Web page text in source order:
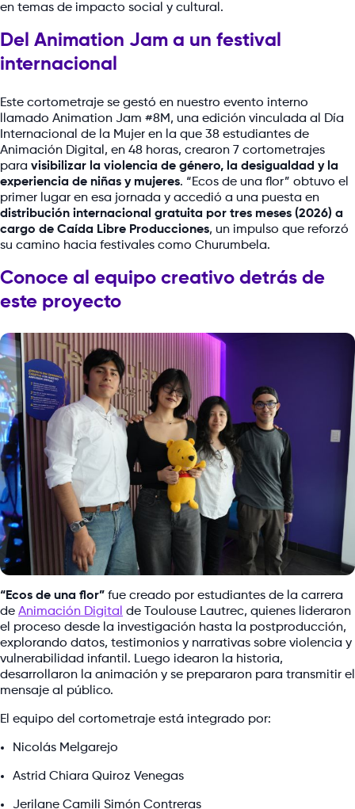
en temas de impacto social y cultural.
Del Animation Jam a un festival
internacional
Este cortometraje se gestó en nuestro evento interno
llamado Animation Jam #8M, una edición vinculada al Día
Internacional de la Mujer en la que 38 estudiantes de
Animación Digital, en 48 horas, crearon 7 cortometrajes
para visibilizar la violencia de género, la desigualdad y la
experiencia de niñas y mujeres. “Ecos de una flor” obtuvo el
primer lugar en esa jornada y accedió a una puesta en
distribución internacional gratuita por tres meses (2026) a
cargo de Caída Libre Producciones, un impulso que reforzó
su camino hacia festivales como Churumbela.
Conoce al equipo creativo detrás de
este proyecto
“Ecos de una flor” fue creado por estudiantes de la carrera
de Animación Digital de Toulouse Lautrec, quienes lideraron
el proceso desde la investigación hasta la postproducción,
explorando datos, testimonios y narrativas sobre violencia y
vulnerabilidad infantil. Luego idearon la historia,
desarrollaron la animación y se prepararon para transmitir el
mensaje al público.
El equipo del cortometraje está integrado por:
Nicolás Melgarejo
Astrid Chiara Quiroz Venegas
Jerilane Camili Simón Contreras